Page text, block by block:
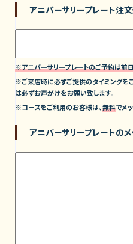
アニバーサリープレート注
※アニバーサリープレートのご予約は前
※ご来店時に必ずご提供のタイミングを
は必ずお声がけをお願い致します。
※コースをご利用のお客様は、無料でメ
アニバーサリープレートの